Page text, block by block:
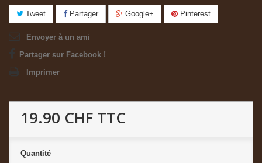
Tweet Partager Google+ Pinterest
Envoyer à un ami
Partager sur Facebook !
Imprimer
19.90 CHF TTC
Quantité